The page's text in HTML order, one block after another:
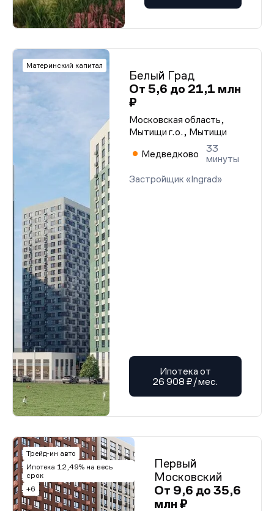
Материнский капитал
Белый Град
От 5,6 до 21,1 млн
₽
Московская область,
Мытищи г.о., Мытищи
Медведково
33
минуты
Застройщик «Ingrad»
Ипотека от
26 908 ₽/мес.
Трейд-ин авто
Ипотека 12,49% на весь
срок
+6
Первый
Московский
От 9,6 до 35,6
млн ₽